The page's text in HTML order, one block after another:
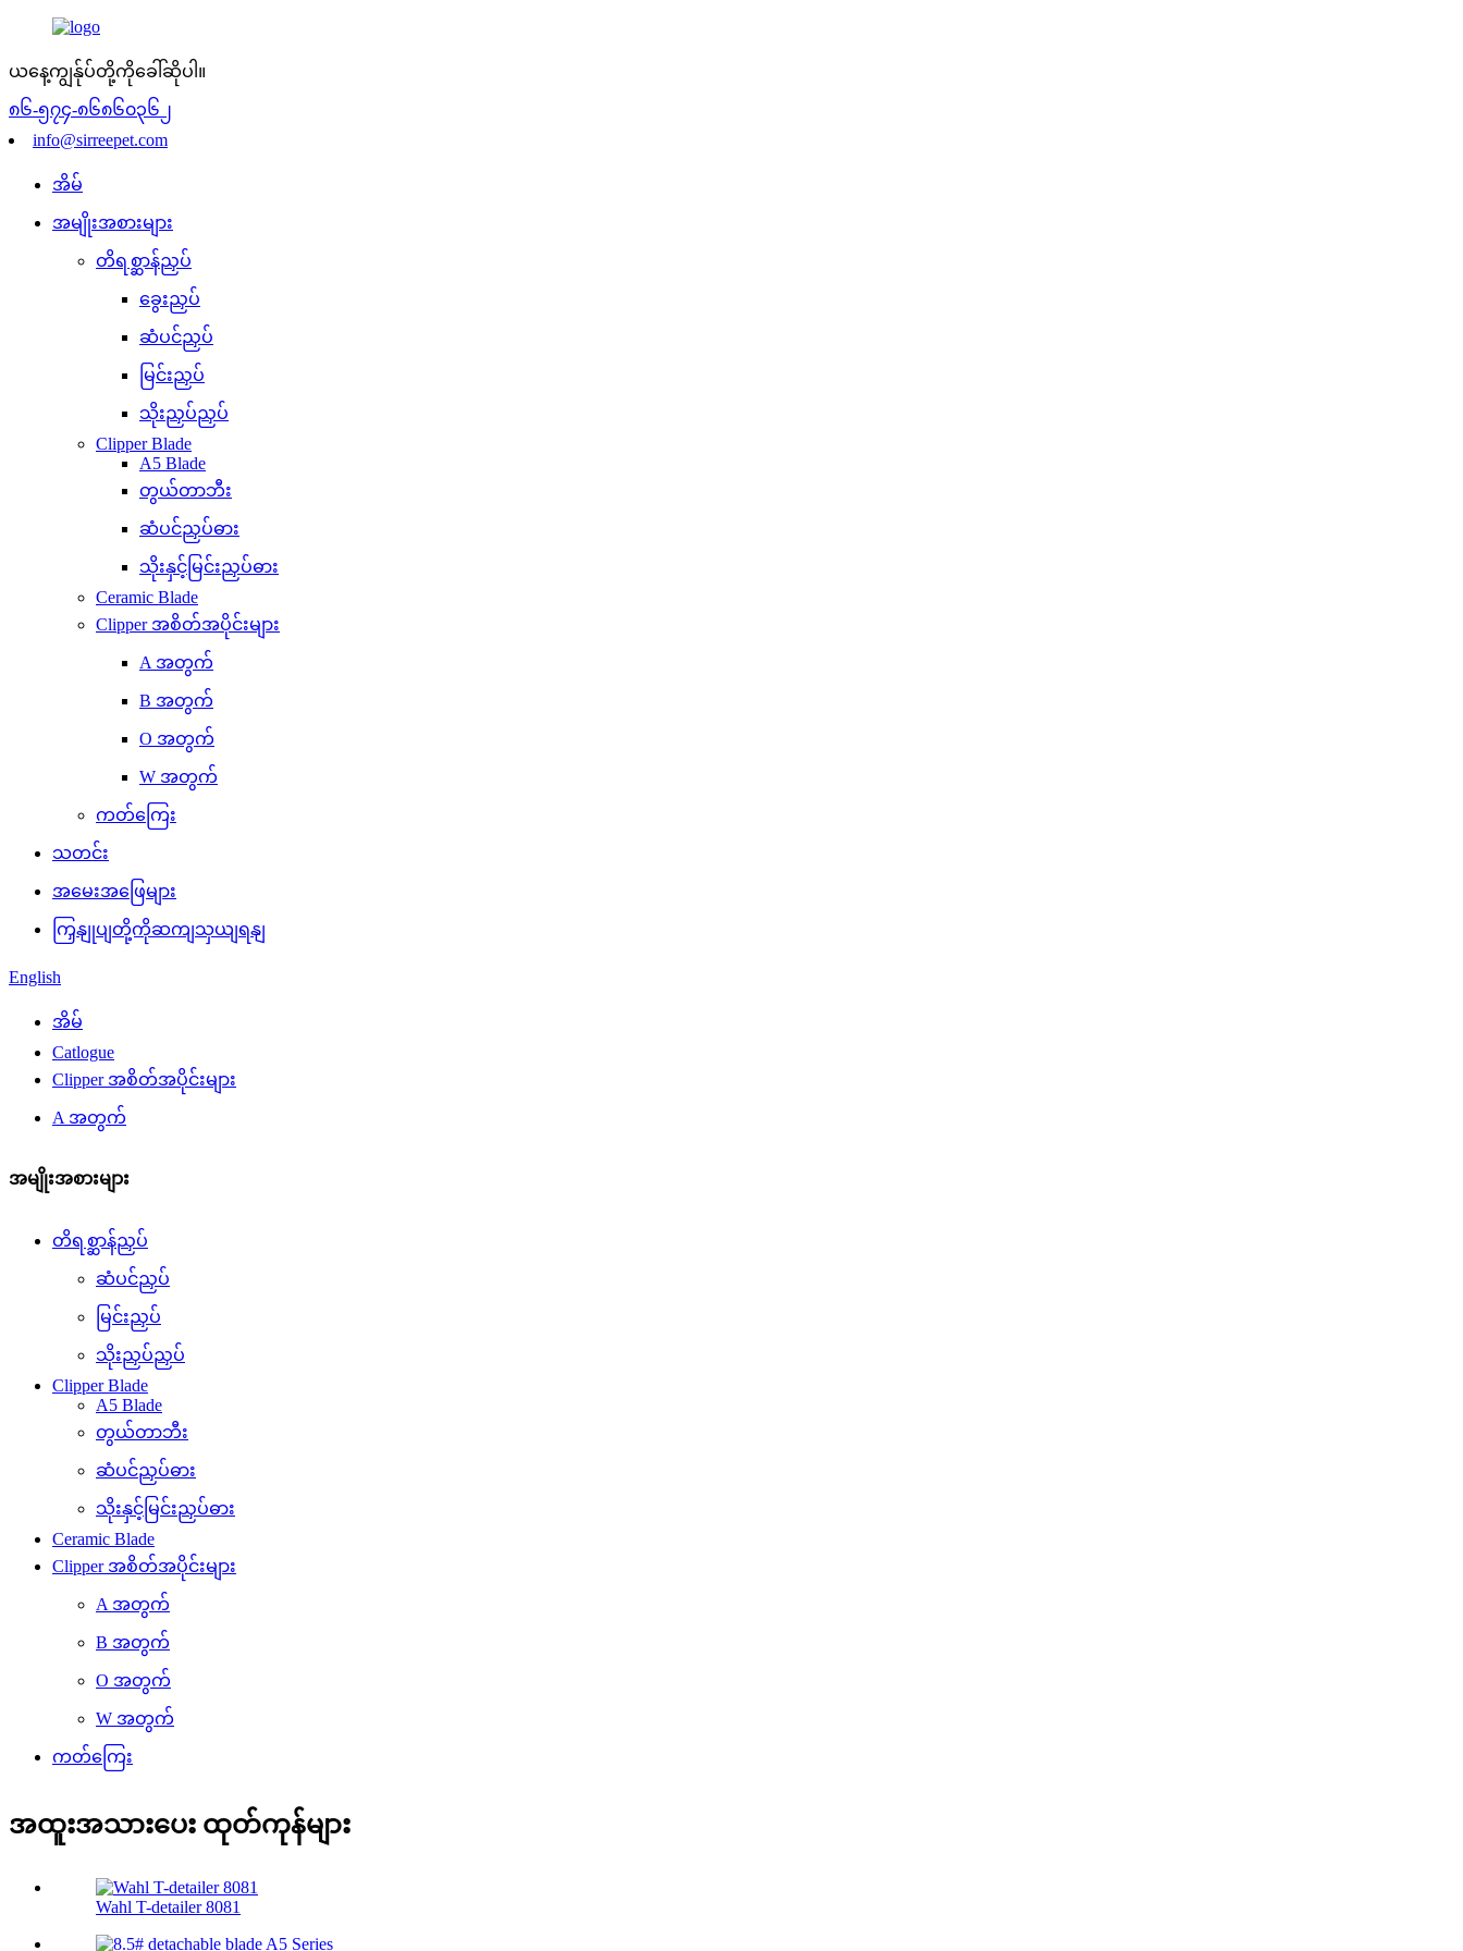
ယနေ့ကျွန်ုပ်တို့ကိုခေါ်ဆိုပါ။
၈၆-၅၇၄-၈၆၈၆၀၃၆၂
info@sirreepet.com
အိမ်
အမျိုးအစားများ
တိရစ္ဆာန်ညှပ်
ခွေးညှပ်
ဆံပင်ညှပ်
မြင်းညှပ်
သိုးညှပ်ညှပ်
Clipper Blade
A5 Blade
တွယ်တာဘီး
ဆံပင်ညှပ်ဓား
သိုးနှင့်မြင်းညှပ်ဓား
Ceramic Blade
Clipper အစိတ်အပိုင်းများ
A အတွက်
B အတွက်
O အတွက်
W အတွက်
ကတ်ကြေး
သတင်း
အမေးအဖြေများ
ကြှနျုပျတို့ကိုဆကျသှယျရနျ
English
အိမ်
Catlogue
Clipper အစိတ်အပိုင်းများ
A အတွက်
အမျိုးအစားများ
တိရစ္ဆာန်ညှပ်
ဆံပင်ညှပ်
မြင်းညှပ်
သိုးညှပ်ညှပ်
Clipper Blade
A5 Blade
တွယ်တာဘီး
ဆံပင်ညှပ်ဓား
သိုးနှင့်မြင်းညှပ်ဓား
Ceramic Blade
Clipper အစိတ်အပိုင်းများ
A အတွက်
B အတွက်
O အတွက်
W အတွက်
ကတ်ကြေး
အထူးအသားပေး ထုတ်ကုန်များ
Wahl T-detailer 8081